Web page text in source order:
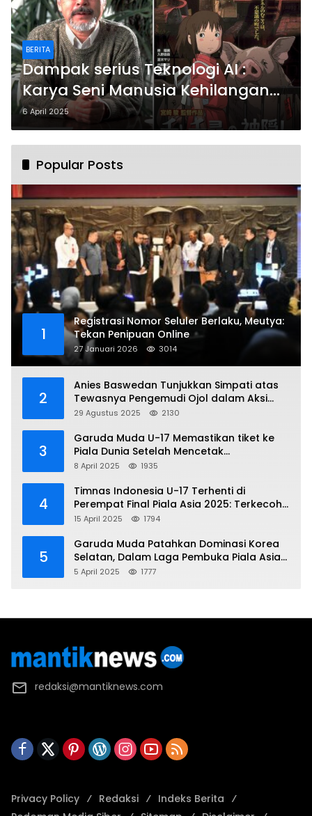
BERITA
Dampak serius Teknologi AI :
Karya Seni Manusia Kehilangan
Kreativitasnya
6 April 2025
Popular Posts
1
Registrasi Nomor Seluler Berlaku, Meutya:
Tekan Penipuan Online
27 Januari 2026 3014
2
Anies Baswedan Tunjukkan Simpati atas
Tewasnya Pengemudi Ojol dalam Aksi
Demo
29 Agustus 2025 2130
3
Garuda Muda U-17 Memastikan tiket ke
Piala Dunia Setelah Mencetak
Kemenangan Gemilang atas Yaman 4-1 di
8 April 2025 1935
4
Timnas Indonesia U-17 Terhenti di
Perempat Final Piala Asia 2025: Terkecoh
Korea Utara
15 April 2025 1794
5
Garuda Muda Patahkan Dominasi Korea
Selatan, Dalam Laga Pembuka Piala Asia
2025 U-17
5 April 2025 1777
redaksi@mantiknews.com
Privacy Policy Redaksi
Indeks Berita